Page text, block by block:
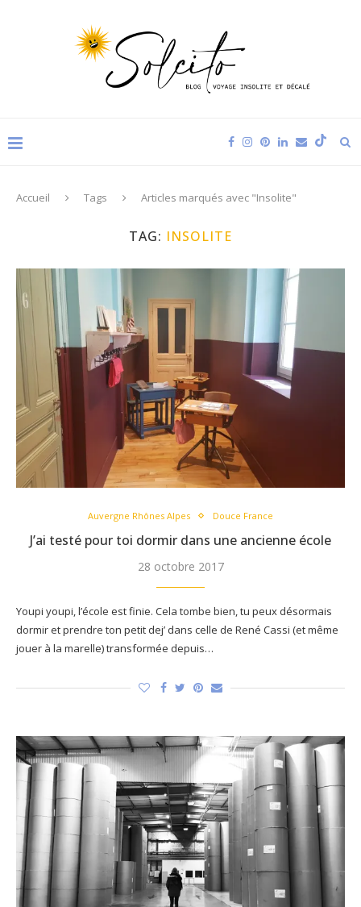
Accueil Tags Articles marqués avec "Insolite"
TAG: INSOLITE
Auvergne Rhônes Alpes Douce France
J’ai testé pour toi dormir dans une ancienne école
28 octobre 2017
Youpi youpi, l’école est finie. Cela tombe bien, tu peux désormais
dormir et prendre ton petit dej’ dans celle de René Cassi (et même
jouer à la marelle) transformée depuis…